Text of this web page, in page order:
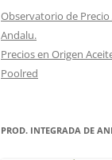
Observatorio de Precio
Andalu.
Precios en Origen
Poolred
PROD. INTEGRADA DE